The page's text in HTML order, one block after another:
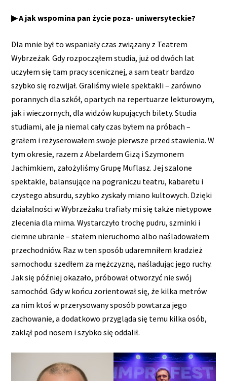
▶ A jak wspomina pan życie poza- uniwersyteckie?
Dla mnie był to wspaniały czas związany z Teatrem
Wybrzeżak. Gdy rozpocząłem studia, już od dwóch lat
uczyłem się tam pracy scenicznej, a sam teatr bardzo
szybko się rozwijał. Graliśmy wiele spektakli – zarówno
porannych dla szkół, opartych na repertuarze lekturowym,
jak i wieczornych, dla widzów kupujących bilety. Studia
studiami, ale ja niemal cały czas byłem na próbach –
grałem i reżyserowałem swoje pierwsze przed stawienia. W
tym okresie, razem z Abelardem Gizą i Szymonem
Jachimkiem, założyliśmy Grupę Muflasz. Jej szalone
spektakle, balansujące na pograniczu teatru, kabaretu i
czystego absurdu, szybko zyskały miano kultowych. Dzięki
działalności w Wybrzeżaku trafiały mi się także nietypowe
zlecenia dla mima. Wystarczyło trochę pudru, szminki i
ciemne ubranie – stałem nieruchomo albo naśladowałem
przechodniów. Raz w ten sposób udaremniłem kradzież
samochodu: szedłem za mężczyzną, naśladując jego ruchy.
Jak się później okazało, próbował otworzyć nie swój
samochód. Gdy w końcu zorientował się, że kilka metrów
za nim ktoś w przerysowany sposób powtarza jego
zachowanie, a dodatkowo przygląda się temu kilka osób,
zaklął pod nosem i szybko się oddalił.